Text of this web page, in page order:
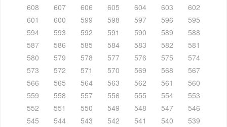
608
607 606 605 604 603
602
601
600 599 598 597 596
595
594
593 592 591 590 589
588
587
586 585 584 583 582
581
580
579 578 577 576 575
574
573
572 571 570 569 568
567
566
565 564 563 562 561
560
559
558 557 556 555 554
553
552
551 550 549 548 547
546
545
544 543 542 541 540
539